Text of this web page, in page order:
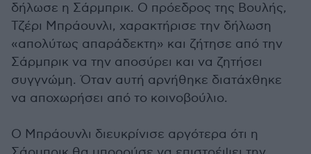
δήλωσε η Σάρμπρικ. Ο πρόεδρος της Βουλής,
Τζέρι Μπράουνλι, χαρακτήρισε την δήλωση
«απολύτως απαράδεκτη» και ζήτησε από την
Σάρμπρικ να την αποσύρει και να ζητήσει
συγγνώμη. Όταν αυτή αρνήθηκε διατάχθηκε
να αποχωρήσει από το κοινοβούλιο.
Ο Μπράουνλι διευκρίνισε αργότερα ότι η